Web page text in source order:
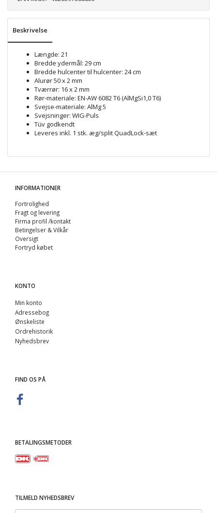
Beskrivelse
Længde: 21
Bredde ydermål: 29 cm
Bredde hulcenter til hulcenter: 24 cm
Alurør 50 x 2 mm
Tværrør: 16 x 2 mm
Rør-materiale: EN-AW 6082 T6 (AlMgSi1,0 T6)
Svejse-materiale: AlMg 5
Svejsninger: WIG-Puls
Tüv godkendt
Leveres inkl. 1 stk. æg/split QuadLock-sæt
INFORMATIONER
Fortrolighed
Fragt og levering
Firma profil /kontakt
Betingelser & Vilkår
Oversigt
Fortryd købet
KONTO
Min konto
Adressebog
Ønskeliste
Ordrehistorik
Nyhedsbrev
FIND OS PÅ
BETALINGSMETODER
TILMELD NYHEDSBREV